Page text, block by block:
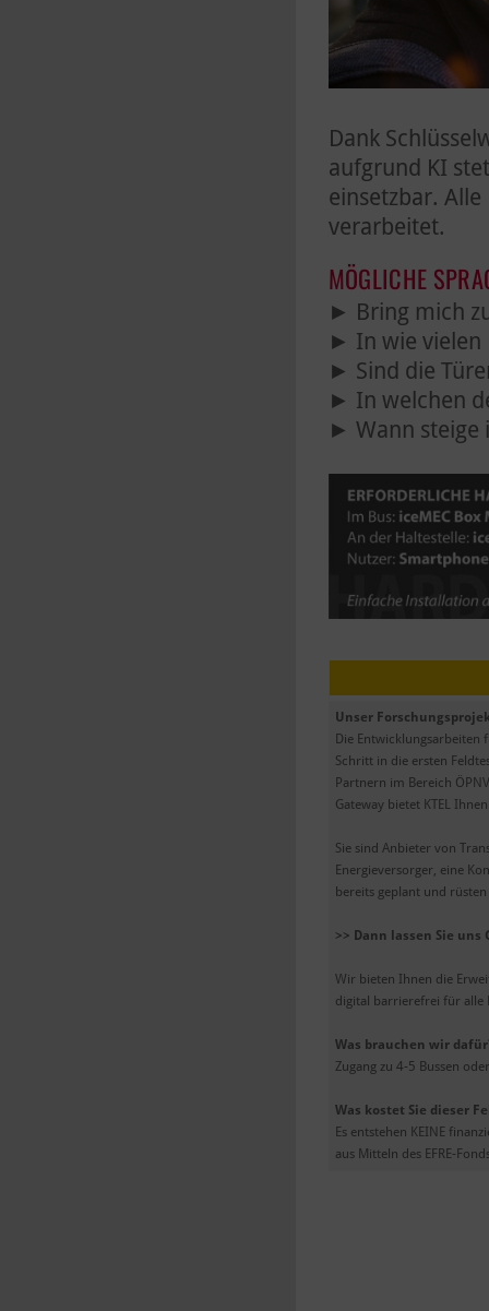
Dank
aufgrund KI
einsetzbar.
verarbeitet.
MÖGLICHE
Bring mich
In wie
Sind die
In welchen
Wann steige
Unser
Die Entwicklungsarbeiten
Schritt in die ersten
Partnern im Bereich
Gateway bietet KTEL
Sie sind Anbieter von
Energieversorger, eine
bereits geplant und
>> Dann lassen Sie
Wir bieten Ihnen die
digital barrierefrei für alle
Was brauchen wir
Zugang zu 4-5 Bussen
Was kostet Sie dieser
Es entstehen KEINE
aus Mitteln des EFRE-